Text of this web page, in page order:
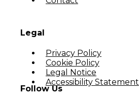
Legal
Privacy Policy
Cookie Policy
Legal Notice
Accessibility Statement
Follow Us